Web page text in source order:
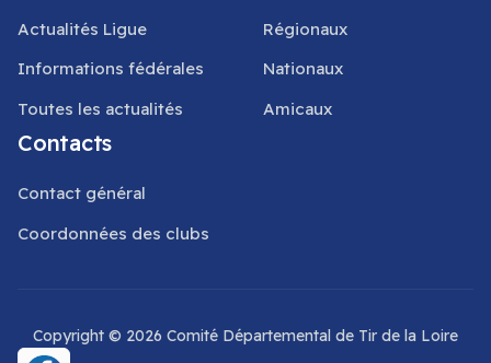
Actualités Ligue
Informations fédérales
Toutes les actualités
Régionaux
Nationaux
Amicaux
Contacts
Contact général
Coordonnées des clubs
Copyright © 2026 Comité Départemental de Tir de la Loire